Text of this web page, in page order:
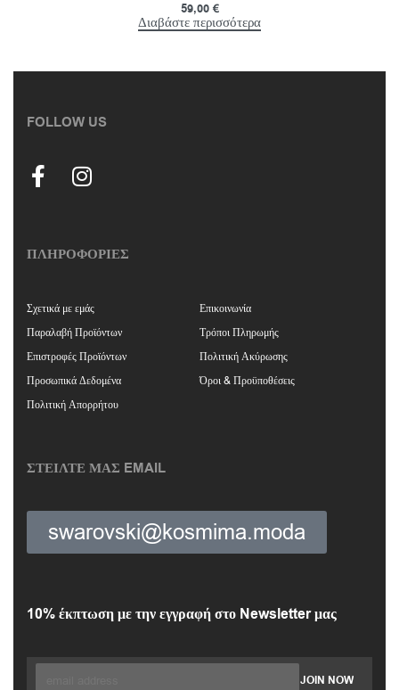
59,00 €
Διαβάστε περισσότερα
FOLLOW US
ΠΛΗΡΟΦΟΡΙΕΣ
Σχετικά με εμάς
Επικοινωνία
Παραλαβή Προϊόντων
Τρόποι Πληρωμής
Επιστροφές Προϊόντων
Πολιτική Ακύρωσης
Προσωπικά Δεδομένα
Όροι & Προϋποθέσεις
Πολιτική Απορρήτου
ΣΤΕΙΛΤΕ ΜΑΣ EMAIL
swarovski@kosmima.moda
10% έκπτωση με την εγγραφή στο Newsletter μας